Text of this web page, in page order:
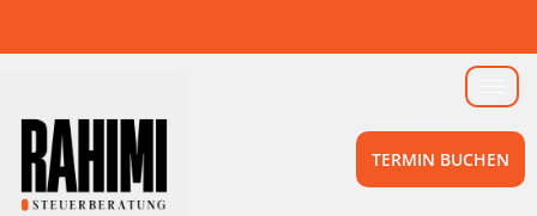
TERMIN BUCHEN